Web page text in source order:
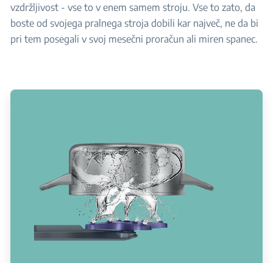
vzdržljivost - vse to v enem samem stroju. Vse to zato, da
boste od svojega pralnega stroja dobili kar največ, ne da bi
pri tem posegali v svoj mesečni proračun ali miren spanec.